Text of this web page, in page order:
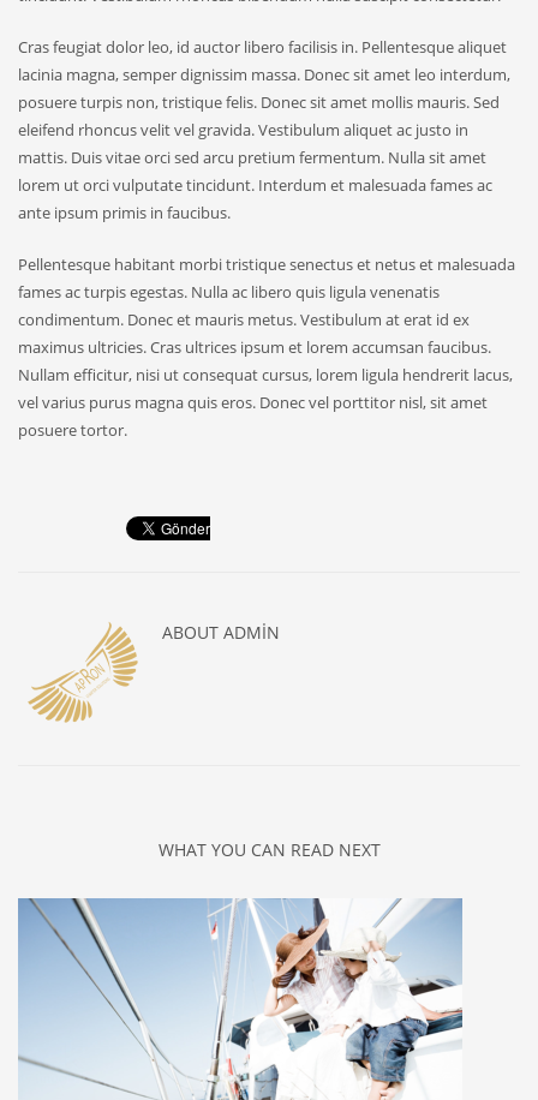
Cras feugiat dolor leo, id auctor libero facilisis in. Pellentesque aliquet
lacinia magna, semper dignissim massa. Donec sit amet leo interdum,
posuere turpis non, tristique felis. Donec sit amet mollis mauris. Sed
eleifend rhoncus velit vel gravida. Vestibulum aliquet ac justo in
mattis. Duis vitae orci sed arcu pretium fermentum. Nulla sit amet
lorem ut orci vulputate tincidunt. Interdum et malesuada fames ac
ante ipsum primis in faucibus.
Pellentesque habitant morbi tristique senectus et netus et malesuada
fames ac turpis egestas. Nulla ac libero quis ligula venenatis
condimentum. Donec et mauris metus. Vestibulum at erat id ex
maximus ultricies. Cras ultrices ipsum et lorem accumsan faucibus.
Nullam efficitur, nisi ut consequat cursus, lorem ligula hendrerit lacus,
vel varius purus magna quis eros. Donec vel porttitor nisl, sit amet
posuere tortor.
ABOUT ADMIN
WHAT YOU CAN READ NEXT